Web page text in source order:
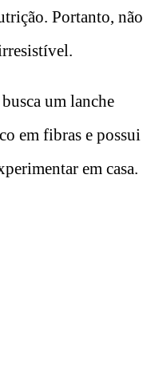
Portanto, não
um lanche
em fibras e possui
em casa.